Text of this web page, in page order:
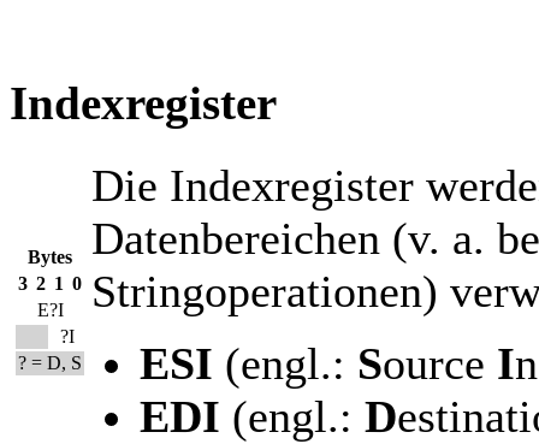
Indexregister
Bytes
3 2 1 0
E?I
?I
? = D, S
Die Indexregister
Datenbereichen (v. a.
Stringoperationen)
ESI (engl.: Source I
EDI (engl.: D